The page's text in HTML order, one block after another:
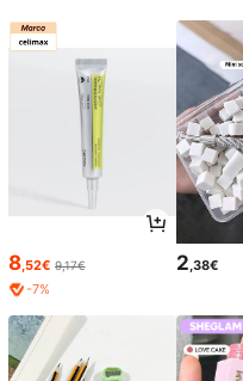
8,52€ 9,17€
-7%
2,38€